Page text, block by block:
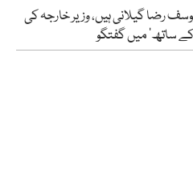
رضا گیلانی ہیں، وزیر خارجہ کی
کے ساتھ‘ میں گفتگو